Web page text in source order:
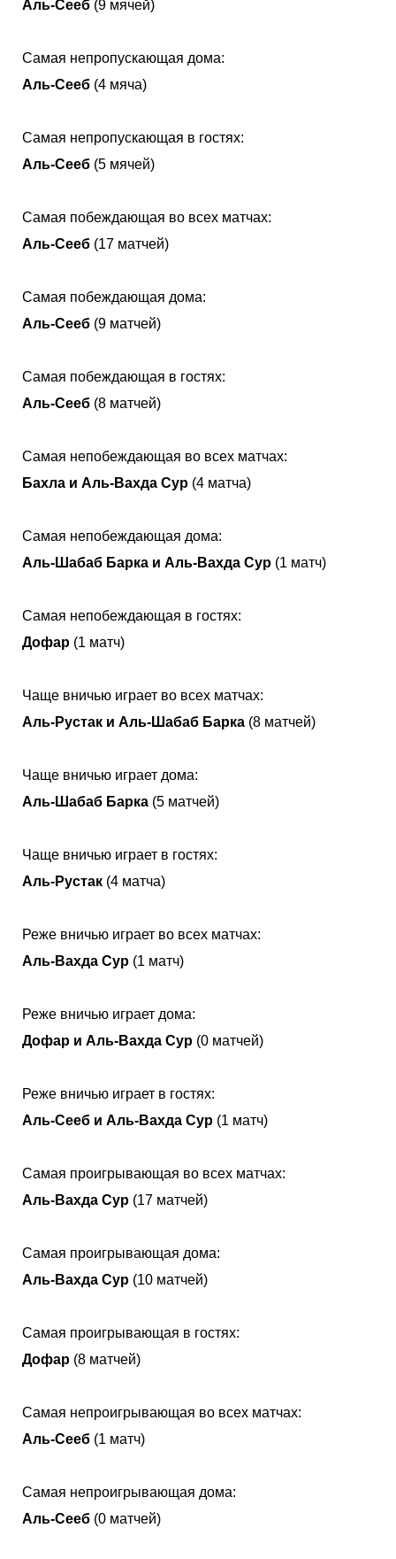
Аль-Сееб (9 мячей)
Самая непропускающая дома:
Аль-Сееб (4 мяча)
Самая непропускающая в гостях:
Аль-Сееб (5 мячей)
Самая побеждающая во всех матчах:
Аль-Сееб (17 матчей)
Самая побеждающая дома:
Аль-Сееб (9 матчей)
Самая побеждающая в гостях:
Аль-Сееб (8 матчей)
Самая непобеждающая во всех матчах:
Бахла и Аль-Вахда Сур (4 матча)
Самая непобеждающая дома:
Аль-Шабаб Барка и Аль-Вахда Сур (1 матч)
Самая непобеждающая в гостях:
Дофар (1 матч)
Чаще вничью играет во всех матчах:
Аль-Рустак и Аль-Шабаб Барка (8 матчей)
Чаще вничью играет дома:
Аль-Шабаб Барка (5 матчей)
Чаще вничью играет в гостях:
Аль-Рустак (4 матча)
Реже вничью играет во всех матчах:
Аль-Вахда Сур (1 матч)
Реже вничью играет дома:
Дофар и Аль-Вахда Сур (0 матчей)
Реже вничью играет в гостях:
Аль-Сееб и Аль-Вахда Сур (1 матч)
Самая проигрывающая во всех матчах:
Аль-Вахда Сур (17 матчей)
Самая проигрывающая дома:
Аль-Вахда Сур (10 матчей)
Самая проигрывающая в гостях:
Дофар (8 матчей)
Самая непроигрывающая во всех матчах:
Аль-Сееб (1 матч)
Самая непроигрывающая дома:
Аль-Сееб (0 матчей)